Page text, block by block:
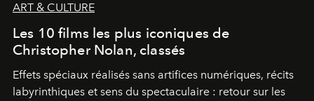
ART & CULTURE
Les 10 films les plus iconiques de
Christopher Nolan, classés
Effets spéciaux réalisés sans artifices numériques, récits
labyrinthiques et sens du spectaculaire : retour sur les